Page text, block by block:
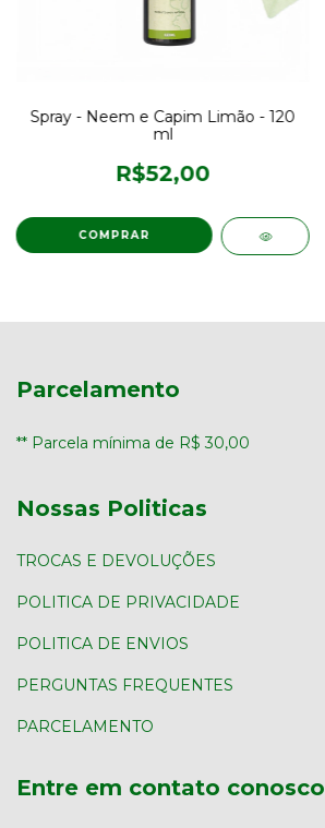
Spray - Neem e Capim Limão - 120
ml
R$52,00
Parcelamento
** Parcela mínima de R$ 30,00
Nossas Politicas
TROCAS E DEVOLUÇÕES
POLITICA DE PRIVACIDADE
POLITICA DE ENVIOS
PERGUNTAS FREQUENTES
PARCELAMENTO
Entre em contato conosco